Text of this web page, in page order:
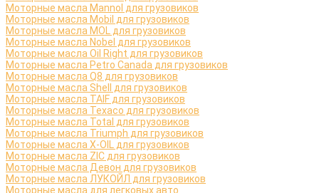
Моторные масла Mannol для грузовиков
Моторные масла Mobil для грузовиков
Моторные масла MOL для грузовиков
Моторные масла Nobel для грузовиков
Моторные масла Oil Right для грузовиков
Моторные масла Petro Canada для грузовиков
Моторные масла Q8 для грузовиков
Моторные масла Shell для грузовиков
Моторные масла TAIF для грузовиков
Моторные масла Texaco для грузовиков
Моторные масла Total для грузовиков
Моторные масла Triumph для грузовиков
Моторные масла X-OIL для грузовиков
Моторные масла ZIC для грузовиков
Моторные масла Девон для грузовиков
Моторные масла ЛУКОЙЛ для грузовиков
Моторные масла для легковых авто